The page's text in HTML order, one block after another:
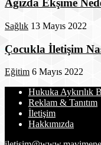
Ağızda Ekşime
Sağlık 13 Mayıs 2022
Çocukla İletişim
Eğitim 6 Mayıs 2022
Hukuka Aykırılık
Reklam & Tanıtım
İletişim
Hakkımızda